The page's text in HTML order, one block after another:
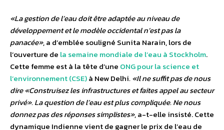
«La gestion de l’eau doit être adaptée au niveau de
développement et le modèle occidental n’est pas la
panacée», a d’emblée souligné Sunita Narain, lors de
l’ouverture de la semaine mondiale de l’eau à Stockholm.
Cette femme est à la tête d’une ONG pour la science et
l’environnement (CSE)à New Delhi. «Il ne suffit pas de nous
dire «Construisez les infrastructures et faites appel au secteur
privé». La question de l’eau est plus compliquée. Ne nous
donnez pas des réponses simplistes», a-t-elle insisté. Cette
dynamique Indienne vient de gagner le prix de l’eau de